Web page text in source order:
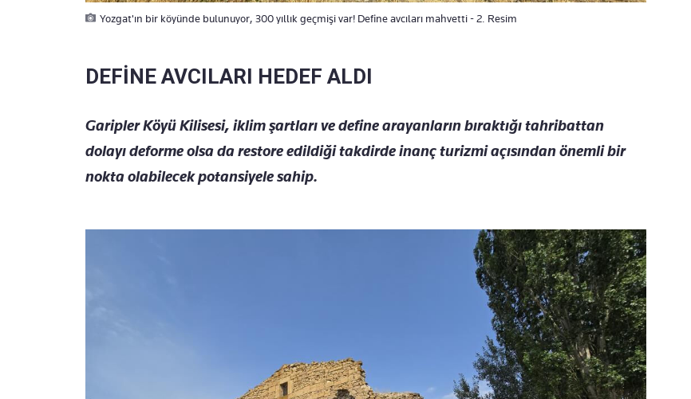
Yozgat'ın bir köyünde bulunuyor, 300 yıllık geçmişi var! Define avcıları mahvetti - 2. Resim
DEFİNE AVCILARI HEDEF ALDI
Garipler Köyü Kilisesi, iklim şartları ve define arayanların bıraktığı tahribattan
dolayı deforme olsa da restore edildiği takdirde inanç turizmi açısından önemli bir
nokta olabilecek potansiyele sahip.